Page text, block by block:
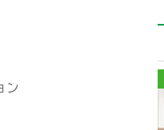
ン